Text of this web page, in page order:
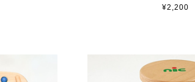
¥2,200